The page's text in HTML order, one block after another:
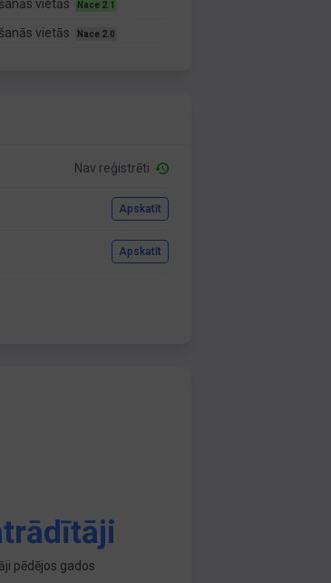
vietās Nace 2.1
vietās Nace 2.0
Nav reģistrēti
Apskatīt
Apskatīt
pēdējos gados